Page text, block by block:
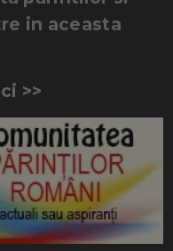
in aceasta
>>